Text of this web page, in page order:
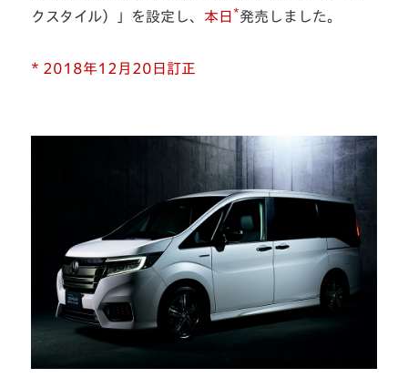
クスタイル）」を設定し、 本日 *発売しました。
* 2018年12月20日訂正